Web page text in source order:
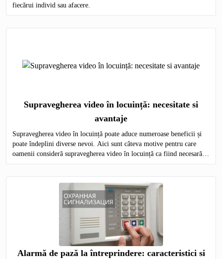
fiecărui individ sau afacere.
Supravegherea video în locuință: necesitate si
avantaje
Supravegherea video în locuință poate aduce numeroase beneficii și
poate îndeplini diverse nevoi. Aici sunt câteva motive pentru care
oamenii consideră supravegherea video în locuință ca fiind necesară,
precum și avantajele asociate acestei practici
Alarmă de pază la întreprindere: caracteristici si